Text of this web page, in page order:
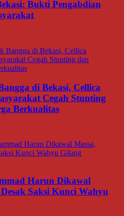
Bukti Pengabdian
di Bekasi, Cellica
Cegah Stunting
Berkualitas
Harun Dikawal
Saksi Kunci Wahyu